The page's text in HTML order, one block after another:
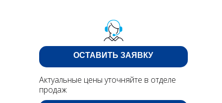
ОСТАВИТЬ ЗАЯВКУ
Актуальные цены уточняйте в отделе
продаж